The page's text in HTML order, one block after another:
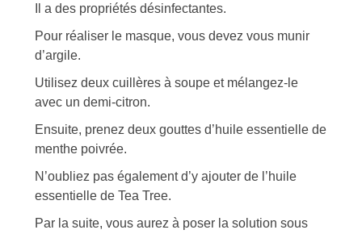
Il a des propriétés désinfectantes.
Pour réaliser le masque, vous devez vous munir
d’argile.
Utilisez deux cuillères à soupe et mélangez-le
avec un demi-citron.
Ensuite, prenez deux gouttes d’huile essentielle de
menthe poivrée.
N’oubliez pas également d’y ajouter de l’huile
essentielle de Tea Tree.
Par la suite, vous aurez à poser la solution sous